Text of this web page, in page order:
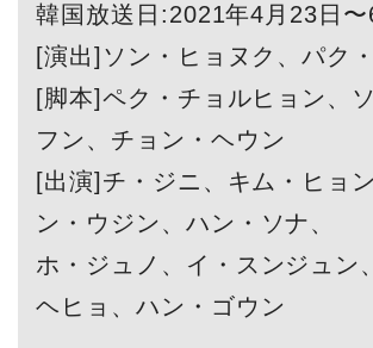
韓国放送日:2021年4月23日〜
[演出]ソン・ヒョヌク、パク
[脚本]ペク・チョルヒョン、
フン、チョン・ヘウン
[出演]チ・ジニ、キム・ヒョ
ン・ウジン、ハン・ソナ、
ホ・ジュノ、イ・スンジュン
ヘヒョ、ハン・ゴウン